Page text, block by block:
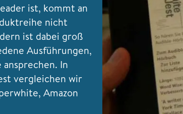
ist, kommt an
nicht
ist dabei groß
Ausführungen,
In
vergleichen wir
Amazon